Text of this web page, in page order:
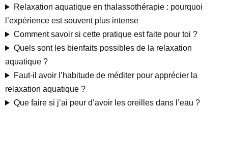
Relaxation aquatique en thalassothérapie : pourquoi
l’expérience est souvent plus intense
Comment savoir si cette pratique est faite pour toi ?
Quels sont les bienfaits possibles de la relaxation
aquatique ?
Faut-il avoir l’habitude de méditer pour apprécier la
relaxation aquatique ?
Que faire si j’ai peur d’avoir les oreilles dans l’eau ?